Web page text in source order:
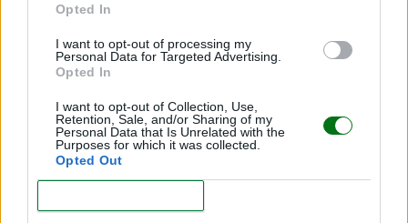
Opted In
I want to opt-out of processing my
Personal Data for Targeted Advertising.
Opted In
I want to opt-out of Collection, Use,
Retention, Sale, and/or Sharing of my
Personal Data that Is Unrelated with the
Purposes for which it was collected.
Opted Out
Receta de Gazpacho de fresas